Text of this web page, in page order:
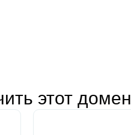
этот домен